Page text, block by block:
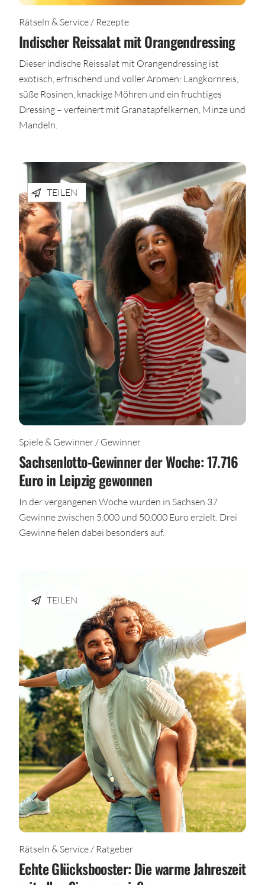
Rätseln & Service / Rezepte
Indischer Reissalat mit Orangendressing
Dieser indische Reissalat mit Orangendressing ist
exotisch, erfrischend und voller Aromen: Langkornreis,
süße Rosinen, knackige Möhren und ein fruchtiges
Dressing – verfeinert mit Granatapfelkernen, Minze und
Mandeln.
TEILEN
Spiele & Gewinner / Gewinner
Sachsenlotto-Gewinner der Woche: 17.716
Euro in Leipzig gewonnen
In der vergangenen Woche wurden in Sachsen 37
Gewinne zwischen 5.000 und 50.000 Euro erzielt. Drei
Gewinne fielen dabei besonders auf.
TEILEN
Rätseln & Service / Ratgeber
Echte Glücksbooster: Die warme Jahreszeit